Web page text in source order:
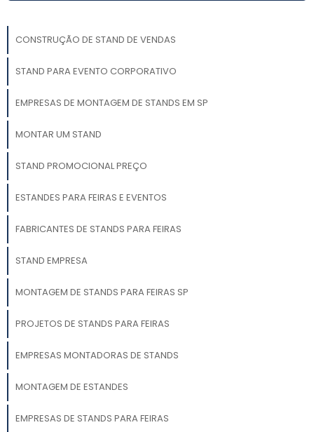
CONSTRUÇÃO DE STAND DE VENDAS
STAND PARA EVENTO CORPORATIVO
EMPRESAS DE MONTAGEM DE STANDS EM SP
MONTAR UM STAND
STAND PROMOCIONAL PREÇO
ESTANDES PARA FEIRAS E EVENTOS
FABRICANTES DE STANDS PARA FEIRAS
STAND EMPRESA
MONTAGEM DE STANDS PARA FEIRAS SP
PROJETOS DE STANDS PARA FEIRAS
EMPRESAS MONTADORAS DE STANDS
MONTAGEM DE ESTANDES
EMPRESAS DE STANDS PARA FEIRAS